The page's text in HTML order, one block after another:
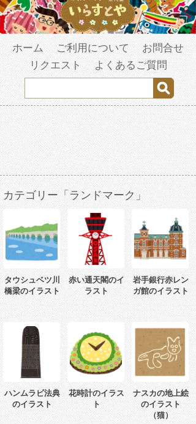
ホーム ご利用について
お問合せ
リクエスト
よくあるご質問
カテゴリー「ランドマーク」
タウシュベツ川
橋梁のイラスト
赤い通天閣のイ
ラスト
岩手銀行赤レン
ガ館のイラスト
ハンムラビ法典
のイラスト
花時計のイラス
ト
ナスカの地上絵
のイラスト
（猫）